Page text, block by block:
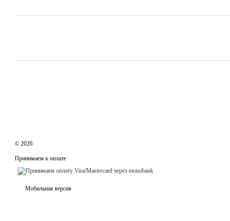
© 2026
Принимаем к оплате
Мобильная версия